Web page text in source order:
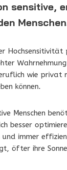
sensitive,
wie privat
können.
Menschen
besser
und immer
öfter ihre